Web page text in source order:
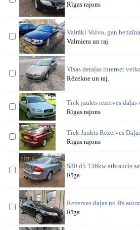
Rīgas rajons
Vairāki Volvo, gan
Valmiera un raj.
Visas detaļas internet
Rēzekne un raj.
Tiek jaukts rezerves
Rīgas rajons
Tiek Jaukts Rezerves
Rīgas rajons
S80 d5 136kw atbraucis
Rīga
Rezerves daļas no šīs
Rīga